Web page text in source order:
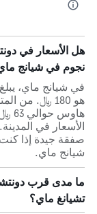
نجوم في شيانج
هو 180 ﷼.
شيانج ماي.
ما مدى قرب
تشيانغ ماي؟